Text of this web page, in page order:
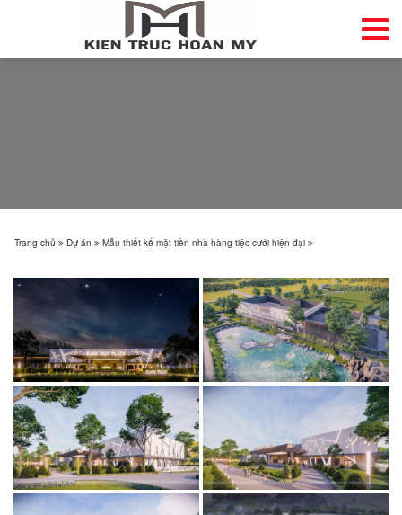
Trang chủ Dự án Mẫu thiết kế mặt tiền nhà hàng tiệc cưới hiện đại